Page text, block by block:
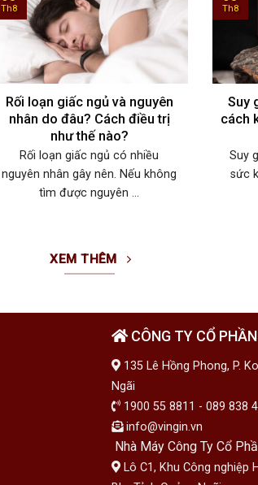
Rối loạn giấc ngủ và nguyên
nhân do đâu? Cách điều trị
như thế nào?
Rối loạn giấc ngủ có nhiều
nguyên nhân gây nên. Nếu không
tìm được nguyên ...
Th8
Suy
cách
Suy
sức
Th8
XEM THÊM
CÔNG TY CỔ
135 Lê Hồng Phong, P.
Ngãi
1900 55 8811 - 089 838
info@vingin.vn
Nhà Máy Công Ty Cổ
Lô C1, Khu Công nghiệp